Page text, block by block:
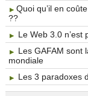
​Quoi qu’il en
??
Le Web 3.0 n’est
Les GAFAM sont
mondiale
Les 3 paradoxes